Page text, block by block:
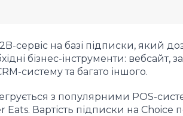
сервіс на базі підписки, який
бізнес-інструменти:
систему та багато іншого.
з популярними POS-
Eats. Вартість підписки на Choice